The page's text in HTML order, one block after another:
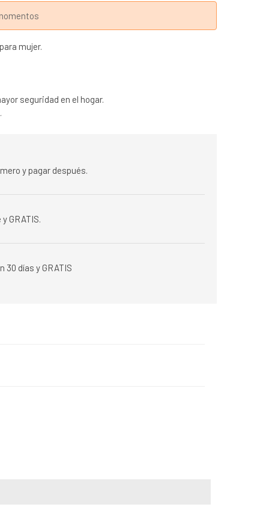
mujer.
seguridad en el hogar.
y pagar después.
GRATIS.
30 días y GRATIS